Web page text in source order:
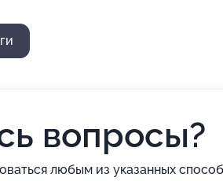
вопросы?
любым из указанных